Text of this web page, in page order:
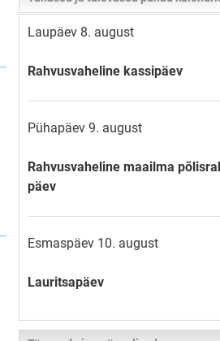
Laupäev 8. august
Rahvusvaheline kassipäev
Pühapäev 9. august
Rahvusvaheline maailma
päev
Esmaspäev 10. august
Lauritsapäev